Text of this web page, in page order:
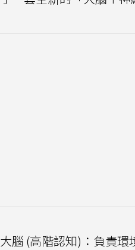
大腦 (高階認知)：負責